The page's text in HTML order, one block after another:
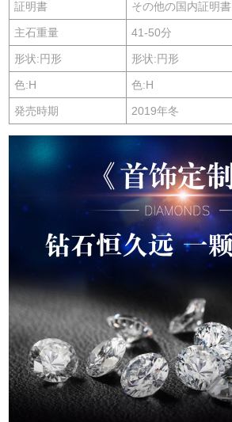
証明書 その他の国内証明書
主石重量 41-50分
形状:円形 形状:円形
色:H 色:H
発売時期 2019年冬